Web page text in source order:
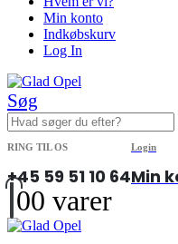
Min konto
Indkøbskurv
Log In
Søg
RING TIL OS
+45 59 51 10 64
Login
Min
00 varer